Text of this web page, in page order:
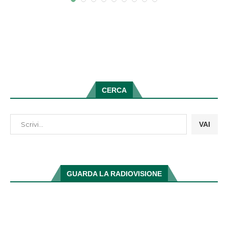
CERCA
VAI
GUARDA LA RADIOVISIONE